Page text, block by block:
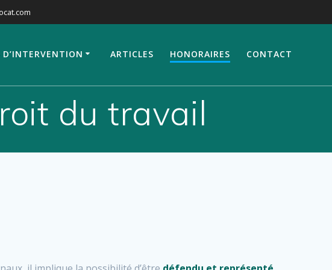
ARTICLES HONORAIRES CONTACT
du travail